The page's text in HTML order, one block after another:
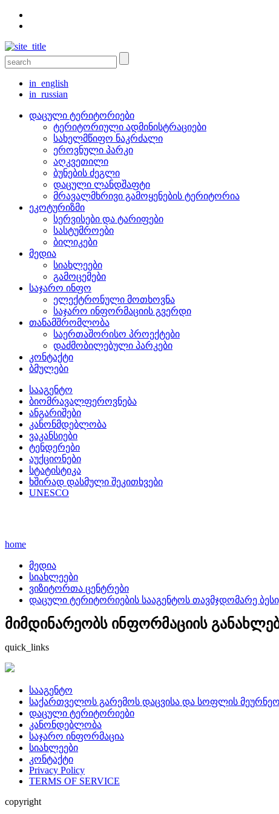
in_english
in_russian
დაცული ტერიტორიები
ტერიტორიული ადმინისტრაციები
სახელმწიფო ნაკრძალი
ეროვნული პარკი
აღკვეთილი
ბუნების ძეგლი
დაცული ლანდშაფტი
მრავალმხრივი გამოყენების ტერიტორია
ეკოტურიზმი
სერვისები და ტარიფები
სასტუმროები
ბილიკები
მედია
სიახლეები
გამოცემები
საჯარო ინფო
ელექტრონული მოთხოვნა
საჯარო ინფორმაციის გვერდი
თანამშრომლობა
საერთაშორისო პროექტები
დაძმობილებული პარკები
კონტაქტი
ბმულები
სააგენტო
ბიომრავალფეროვნება
ანგარიშები
კანონმდებლობა
ვაკანსიები
ტენდერები
აუქციონები
სტატისტიკა
ხშირად დასმული შეკითხვები
UNESCO
home
მედია
სიახლეები
ვიზიტორთა ცენტრები
დაცული ტერიტორიების სააგენტოს თავმჯდომარე
მიმდინარეობს ინფორმაციის
quick_links
სააგენტო
საქართველოს გარემოს დაცვისა და სოფლის
დაცული ტერიტორიები
კანონდებლობა
საჯარო ინფორმაცია
სიახლეები
კონტაქტი
Privacy Policy
TERMS OF SERVICE
copyright